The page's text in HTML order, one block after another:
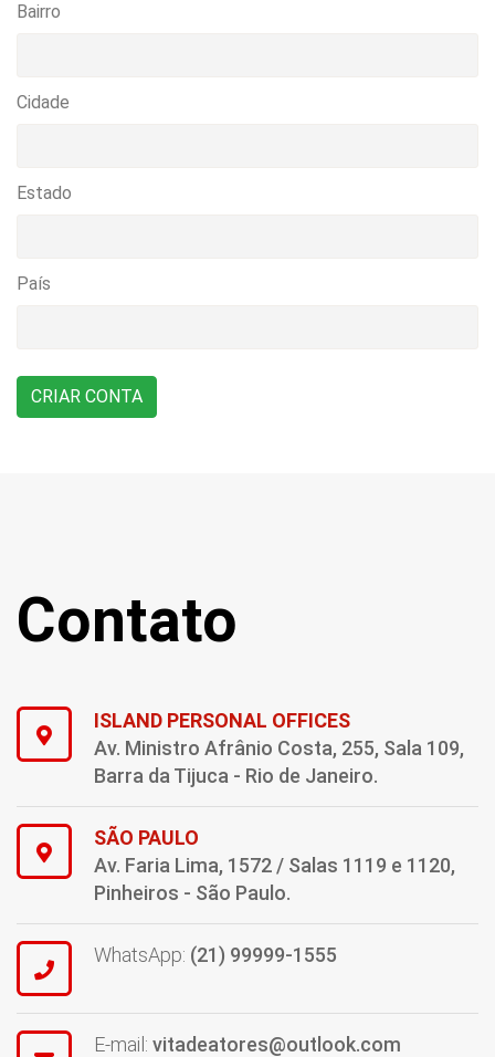
Bairro
Cidade
Estado
País
Contato
ISLAND PERSONAL OFFICES
Av. Ministro Afrânio Costa, 255, Sala 109,
Barra da Tijuca - Rio de Janeiro.
SÃO PAULO
Av. Faria Lima, 1572 / Salas 1119 e 1120,
Pinheiros - São Paulo.
WhatsApp: (21) 99999-1555
E-mail: vitadeatores@outlook.com